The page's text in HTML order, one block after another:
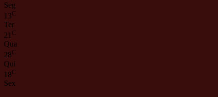
Seg
13C
Ter
21 C
Qua
28C
Qui
18C
Sex